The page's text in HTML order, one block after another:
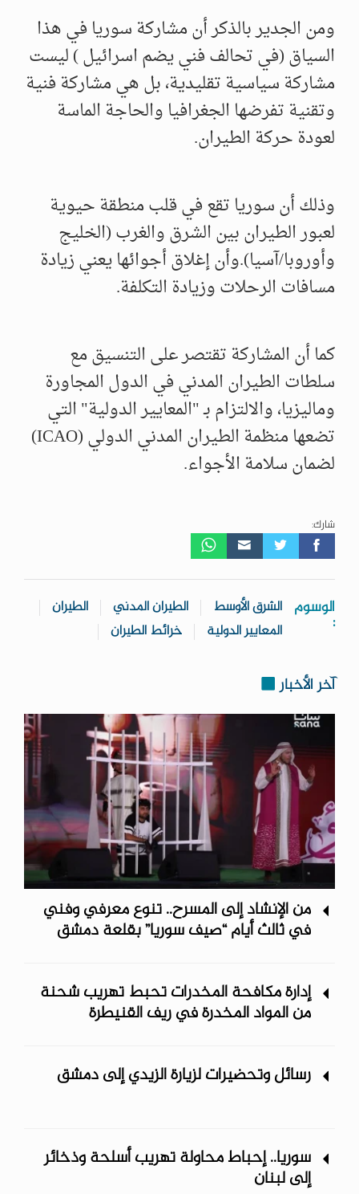
ومن الجدير بالذكر أن مشاركة سوريا في هذا
السياق (في تحالف فني يضم اسرائيل ) ليست
مشاركة سياسية تقليدية، بل هي مشاركة فنية
وتقنية تفرضها الجغرافيا والحاجة الماسة
لعودة حركة الطيران.
​وذلك أن سوريا تقع في قلب منطقة حيوية
لعبور الطيران بين الشرق والغرب (الخليج
وأوروبا/آسيا).وأن إغلاق أجوائها يعني زيادة
مسافات الرحلات وزيادة التكلفة.
​كما أن المشاركة تقتصر على التنسيق مع
سلطات الطيران المدني في الدول المجاورة
وماليزيا، والالتزام بـ "المعايير الدولية" التي
تضعها منظمة الطيران المدني الدولي (ICAO)
لضمان سلامة الأجواء.
شارك:
الوسوم
:
الشرق الأوسط الطيران المدني
الطيران
المعايير الدولية
خرائط الطيران
آخر الأخبار
من الإنشاد إلى المسرح.. تنوع معرفي وفني
في ثالث أيام “صيف سوريا” ‏بقلعة دمشق
إدارة مكافحة المخدرات تحبط تهريب شحنة
من المواد المخدرة في ريف ‏القنيطرة
رسائل وتحضيرات لزيارة الزيدي إلى دمشق
سوريا.. إحباط محاولة تهريب أسلحة وذخائر
إلى لبنان